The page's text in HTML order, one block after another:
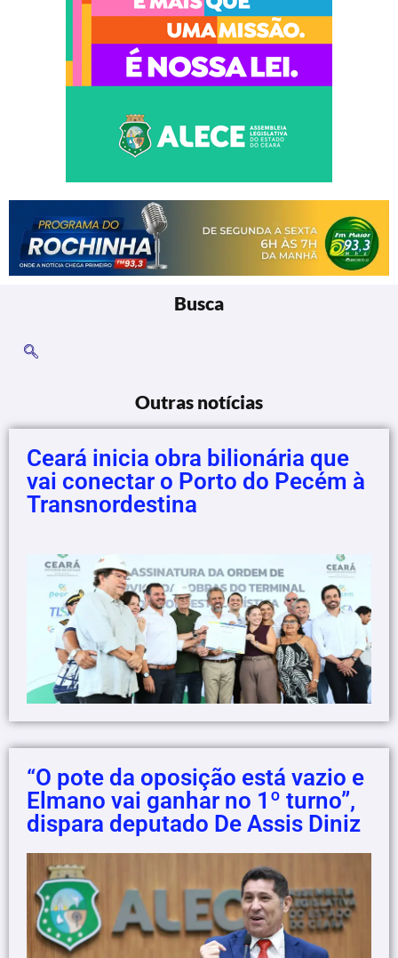
Busca
Outras notícias
Ceará inicia obra bilionária que
vai conectar o Porto do Pecém à
Transnordestina
“O pote da oposição está vazio e
Elmano vai ganhar no 1º turno”,
dispara deputado De Assis Diniz